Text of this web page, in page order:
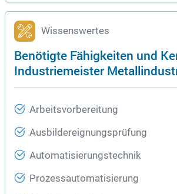
Wissenswertes
Benötigte Fähigkeiten und
Industriemeister
Arbeitsvorbereitung
Ausbildereignungsprüfung
Automatisierungstechnik
Prozessautomatisierung